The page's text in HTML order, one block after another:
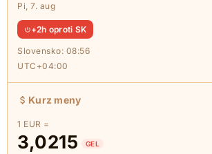
Pi, 7. aug
+2h oproti SK
Slovensko: 08:56
UTC+04:00
Kurz meny
1 EUR =
3,0215 GEL